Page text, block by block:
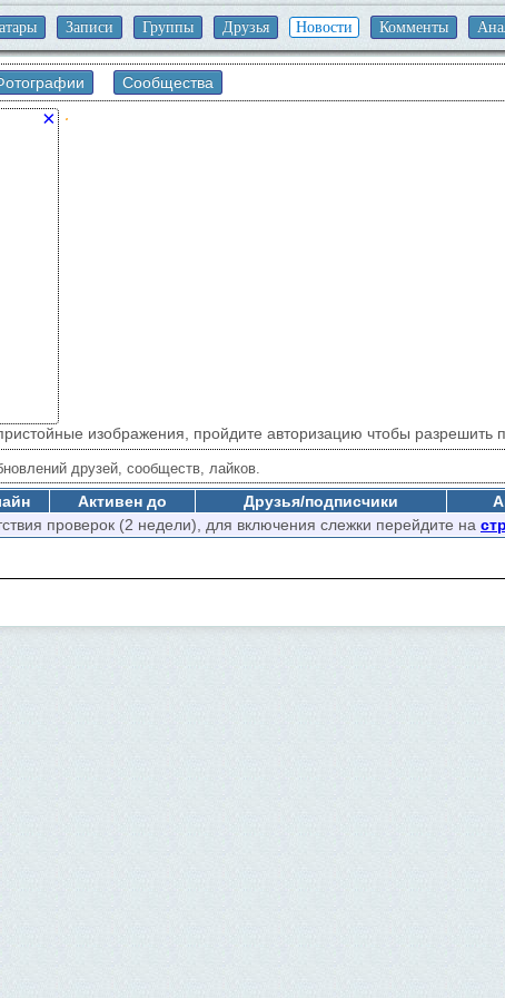
Записи Группы Друзья Новости Комменты
Сообщества
×
изображения, пройдите авторизацию чтобы разрешить
друзей, сообществ, лайков.
Активен до Друзья/подписчики
проверок (2 недели), для включения слежки перейдите на